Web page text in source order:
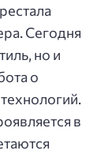
Сегодня
но и
о
в